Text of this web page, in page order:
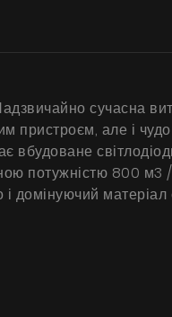
сучасна
пристроєм, але і
вбудоване
потужністю 800
домінуючий